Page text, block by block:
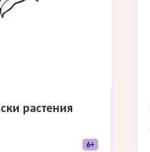
растения
6+